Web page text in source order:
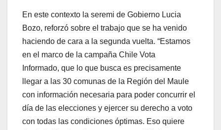
En este contexto la seremi de Gobierno Lucia
Bozo, reforzó sobre el trabajo que se ha venido
haciendo de cara a la segunda vuelta. “Estamos
en el marco de la campaña Chile Vota
Informado, que lo que busca es precisamente
llegar a las 30 comunas de la Región del Maule
con información necesaria para poder concurrir el
día de las elecciones y ejercer su derecho a voto
con todas las condiciones óptimas. Eso quiere